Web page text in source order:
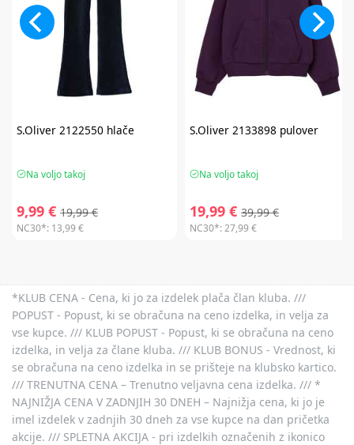
S.Oliver2122550 hlače
Na voljo takoj
9,99 € 19,99 €
NC30*: 13,99 €
S.Oliver 2133898 pulover
Na voljo takoj
19,99 € 39,99 €
NC30*:27,99 €
*KLUB CENA - Cena, ki jo za izdelek plača član kluba. ///
POPUST - Popust, ki se obračuna na ceno izdelka, in velja za
vse kupce. /// KLUB POPUST - Popust, ki se obračuna na ceno
izdelka, in velja za člane kluba. /// KLUB BONUS - Vrednost, ki
se obračuna na ceno izdelka in se prišteje na klubsko kartico.
/// TRENUTNA CENA – Trenutno veljavna cena izdelka. /// *
NAJNIŽJA CENA V ZADNJIH 30 DNEH – Najnižja cena, ki jo je
imel izdelek v zadnjih 30 dneh za vse kupce na dan pričetka
akcije. /// SPLETNA AKCIJA - pri izdelkih označenih z ikonico